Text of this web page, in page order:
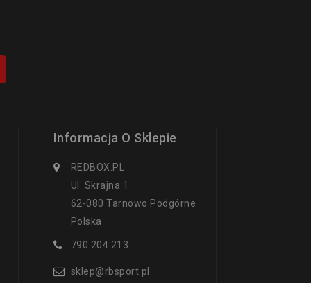
Informacja O Sklepie
REDBOX.PL
Ul. Skrajna 1
62-080 Tarnowo Podgórne
Polska
790 204 213
sklep@rbsport.pl